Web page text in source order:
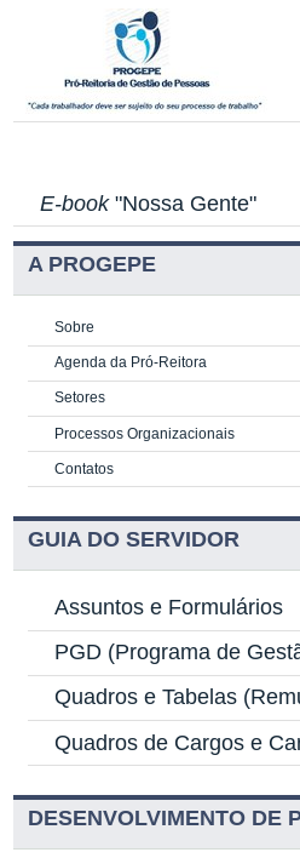
E-book"Nossa Gente"
A PROGEPE
Sobre
Agenda da Pró-Reitora
Setores
Processos Organizacionais
Contatos
GUIA DO SERVIDOR
Assuntos e Formulários
PGD (Programa de
Quadros e Tabelas
Quadros de Cargos e
DESENVOLVIMENTO DE